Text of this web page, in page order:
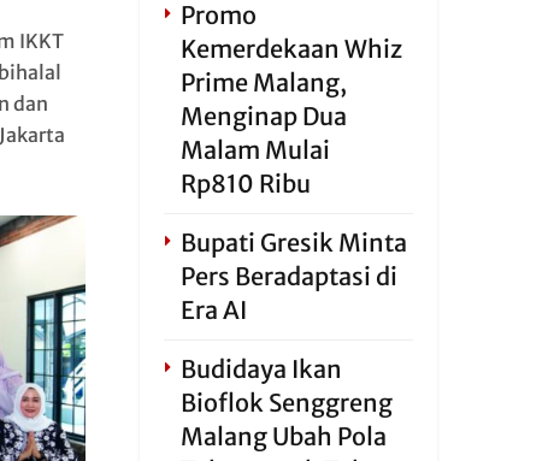
IKKT
dan
Promo
Kemerdekaan Whiz
Prime Malang,
Menginap Dua
Malam Mulai
Rp810 Ribu
Bupati Gresik Minta
Pers Beradaptasi di
Era AI
Budidaya Ikan
Bioflok Senggreng
Malang Ubah Pola